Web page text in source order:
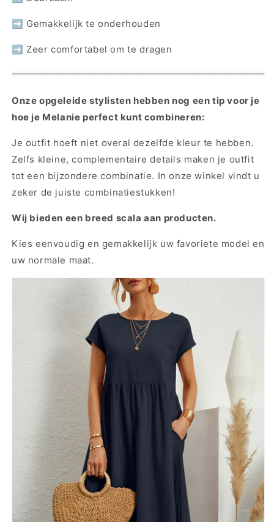
➡ Gemakkelijk te onderhouden
➡ Zeer comfortabel om te dragen
Onze opgeleide stylisten hebben nog een tip voor je
hoe je Melanie perfect kunt combineren:
Je outfit hoeft niet overal dezelfde kleur te hebben.
Zelfs kleine, complementaire details maken je outfit
tot een bijzondere combinatie. In onze winkel vindt u
zeker de juiste combinatiestukken!
Wij bieden een breed scala aan producten.
Kies eenvoudig en gemakkelijk uw favoriete model en
uw normale maat.